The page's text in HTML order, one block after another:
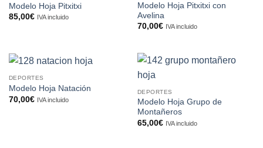
Modelo Hoja Pitxitxi
85,00€ IVA incluido
Modelo Hoja Pitxitxi con
Avelina
70,00€ IVA incluido
DEPORTES
Modelo Hoja Natación
70,00€ IVA incluido
DEPORTES
Modelo Hoja Grupo de
Montañeros
65,00€ IVA incluido